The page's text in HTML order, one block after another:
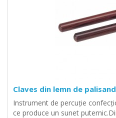
Claves din lemn de
Instrument de percuţie
ce produce un sunet